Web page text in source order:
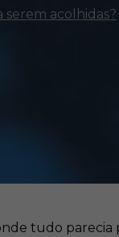
serem acolhidas?
tudo parecia